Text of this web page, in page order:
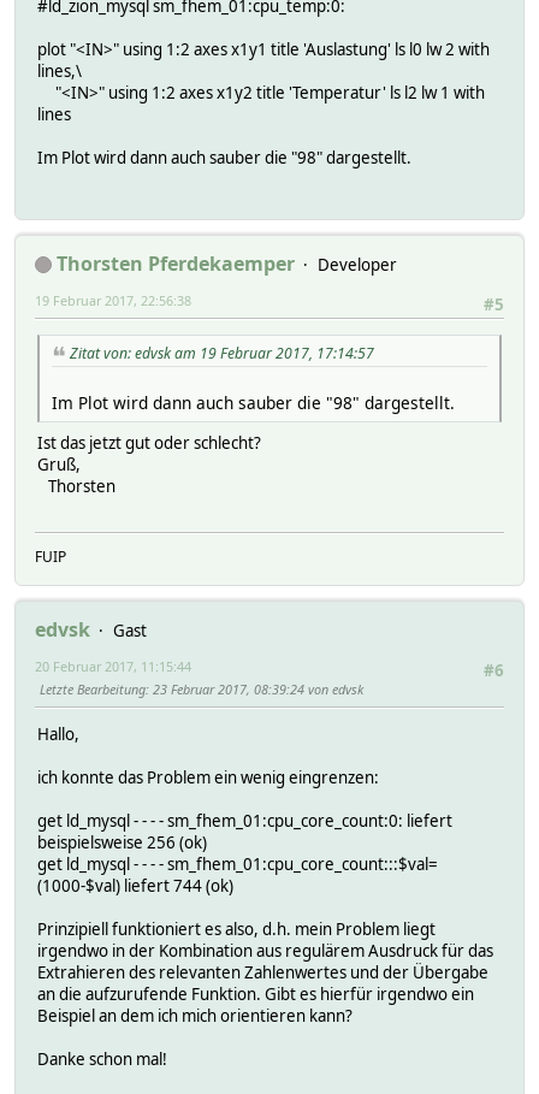
#ld_zion_mysql sm_fhem_01:cpu_temp:0:
plot "<IN>" using 1:2 axes x1y1 title 'Auslastung' ls l0 lw 2 with
lines,\
"<IN>" using 1:2 axes x1y2 title 'Temperatur' ls l2 lw 1 with
lines
Im Plot wird dann auch sauber die "98" dargestellt.
Thorsten Pferdekaemper
Developer
#5
19 Februar 2017, 22:56:38
Zitat von: edvsk am 19 Februar 2017, 17:14:57
Im Plot wird dann auch sauber die "98" dargestellt.
Ist das jetzt gut oder schlecht?
Gruß,
Thorsten
FUIP
edvsk
Gast
#6
20 Februar 2017, 11:15:44
Letzte Bearbeitung: 23 Februar 2017, 08:39:24 von edvsk
Hallo,
ich konnte das Problem ein wenig eingrenzen:
get ld_mysql - - - - sm_fhem_01:cpu_core_count:0: liefert
beispielsweise 256 (ok)
get ld_mysql - - - - sm_fhem_01:cpu_core_count:::$val=
(1000-$val) liefert 744 (ok)
Prinzipiell funktioniert es also, d.h. mein Problem liegt
irgendwo in der Kombination aus regulärem Ausdruck für das
Extrahieren des relevanten Zahlenwertes und der Übergabe
an die aufzurufende Funktion. Gibt es hierfür irgendwo ein
Beispiel an dem ich mich orientieren kann?
Danke schon mal!